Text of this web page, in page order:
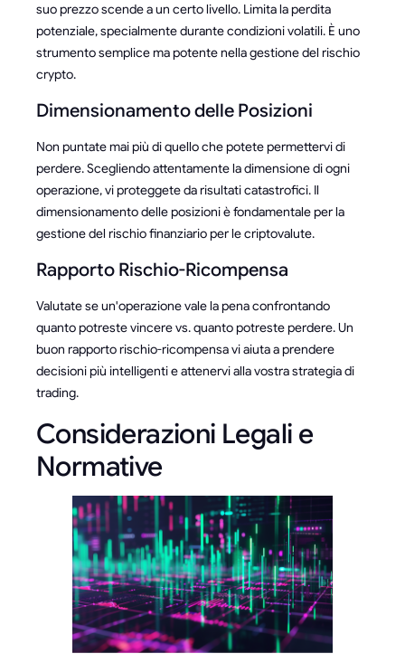
suo prezzo scende a un certo livello. Limita la perdita
potenziale, specialmente durante condizioni volatili. È uno
strumento semplice ma potente nella gestione del rischio
crypto.
Dimensionamento delle Posizioni
Non puntate mai più di quello che potete permettervi di
perdere. Scegliendo attentamente la dimensione di ogni
operazione, vi proteggete da risultati catastrofici. Il
dimensionamento delle posizioni è fondamentale per la
gestione del rischio finanziario per le criptovalute.
Rapporto Rischio-Ricompensa
Valutate se un'operazione vale la pena confrontando
quanto potreste vincere vs. quanto potreste perdere. Un
buon rapporto rischio-ricompensa vi aiuta a prendere
decisioni più intelligenti e attenervi alla vostra strategia di
trading.
Considerazioni Legali e
Normative